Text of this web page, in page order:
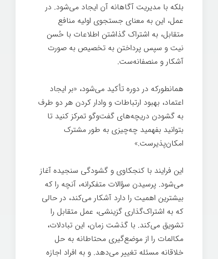
بلکه با مدیریت آگاهانه آن ایجاد می‌شود. در
عمل، این به معنای جستجوی اولیه منافع
متقابل، به اشتراک گذاشتن اطلاعات با حُسن
نیت و سپس پرداختن به تخصیص به صورت
آشکار و منصفانه‌ست.
همانطورکه در دوره تأکید می‌شود، «بر ایجاد
اعتماد، بهبود ارتباطات و وادار کردن هر دو طرف
به گشودن دریچه‌های گفت‌وگو تمرکز کنید تا
بتوانید بفهمید چه‌چیزی به طور مشترک
امکان‌پذیرست.»
این فرایند با کنجکاوی و گشودگی سنجیده آغاز
می‌شود. پرسیدن سؤالات متفکرانه، آنچه را که
بیشترین اهمیت را دارد آشکار می‌کند، در حالی
که به اشتراک‌گذاری گزینشی، عمل متقابل را
تشویق می‌کند. با گذشت زمان، این تبادلات،
مکالمات را از موضع‌گیری محتاطانه به حل
خلاقانه مسئله تغییر می‌دهد. و به افراد اجازه